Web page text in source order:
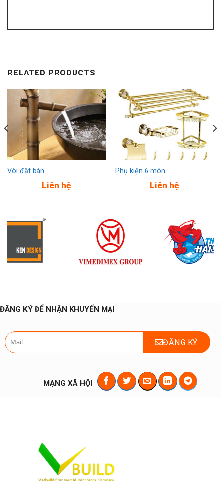
RELATED PRODUCTS
Vòi đặt bàn
Liên hệ
Phụ kiện 6 món
Liên hệ
ĐĂNG KÝ ĐỂ NHẬN KHUYẾN MẠI
MẠNG XÃ HỘI